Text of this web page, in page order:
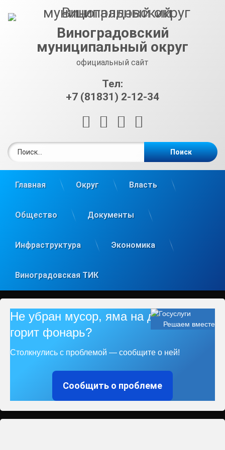
Виноградовский
муниципальный округ
официальный сайт
Тел:
+7 (81831) 2-12-34
RSS E-mailВКонтакте
Главная Округ Власть
Общество Документы
Инфраструктура Экономика
Виноградовская ТИК
Решаем вместе
Не убран мусор, яма на дороге, не
горит фонарь?
Столкнулись с проблемой — сообщите о ней!
Сообщить о проблеме